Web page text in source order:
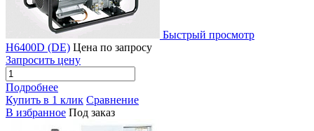
Быстрый просмотр
H6400D (DE) Цена по запросу
Запросить цену
Подробнее
Купить в 1 клик Сравнение
В избранное Под заказ